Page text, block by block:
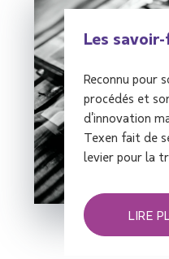
Les
Reconnu pour
procédés et
d’innovation
Texen fait de
levier pour la
LIRE